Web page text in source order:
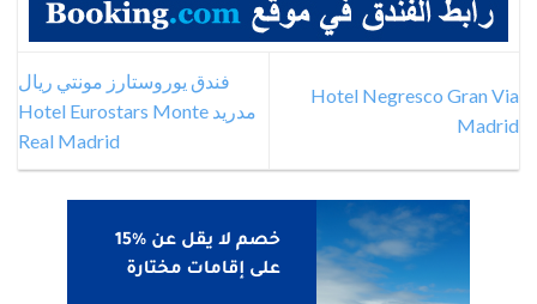
Hotel Negresco Gran Via
Madrid
فندق يوروستارز مونتي ريال
مدريد Hotel Eurostars Monte
Real Madrid